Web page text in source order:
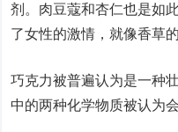
剂。肉豆蔻和杏仁也是如
了女性的激情，就像香草
巧克力被普遍认为是一种
中的两种化学物质被认为